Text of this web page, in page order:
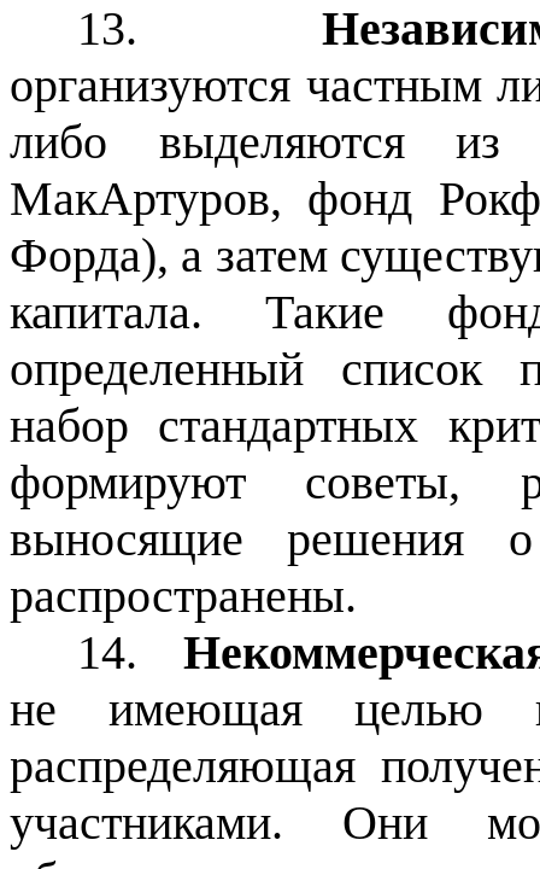
13.
организуются частным
либо выделяются из
МакАртуров, фонд
Форда), а затем
капитала. Такие
определенный список
набор стандартных
формируют советы,
выносящие решения о
распространены.
14.
не имеющая целью
распределяющая
участниками. Они